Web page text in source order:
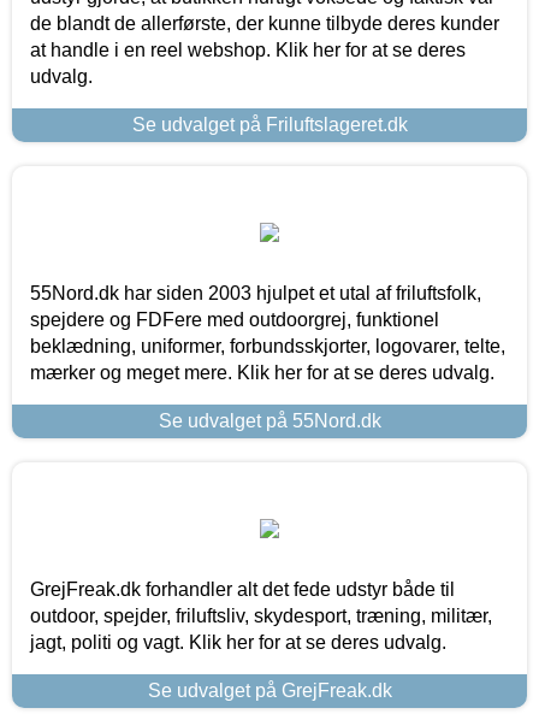
de blandt de allerførste, der kunne tilbyde deres kunder
at handle i en reel webshop. Klik her for at se deres
udvalg.
Se udvalget på Friluftslageret.dk
55Nord.dk har siden 2003 hjulpet et utal af friluftsfolk,
spejdere og FDFere med outdoorgrej, funktionel
beklædning, uniformer, forbundsskjorter, logovarer, telte,
mærker og meget mere. Klik her for at se deres udvalg.
Se udvalget på 55Nord.dk
GrejFreak.dk forhandler alt det fede udstyr både til
outdoor, spejder, friluftsliv, skydesport, træning, militær,
jagt, politi og vagt. Klik her for at se deres udvalg.
Se udvalget på GrejFreak.dk